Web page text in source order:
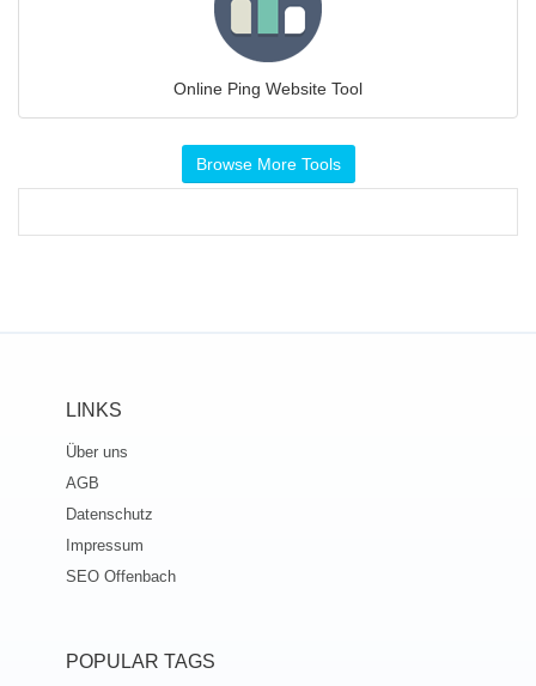
Online Ping Website Tool
Browse More Tools
LINKS
Über uns
AGB
Datenschutz
Impressum
SEO Offenbach
POPULAR TAGS